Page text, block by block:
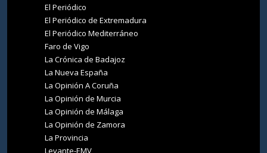
El Periódico
El Periódico de Extremadura
El Periódico Mediterráneo
Faro de Vigo
La Crónica de Badajoz
La Nueva España
La Opinión A Coruña
La Opinión de Murcia
La Opinión de Málaga
La Opinión de Zamora
La Provincia
Levante-EMV